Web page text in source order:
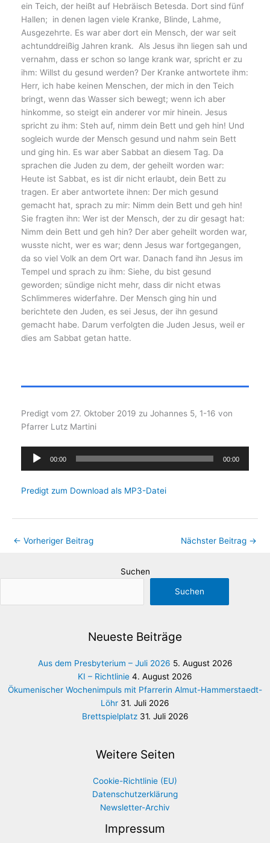
ein Teich, der heißt auf Hebräisch Betesda. Dort sind fünf
Hallen; in denen lagen viele Kranke, Blinde, Lahme,
Ausgezehrte. Es war aber dort ein Mensch, der war seit
achtunddreißig Jahren krank. Als Jesus ihn liegen sah und
vernahm, dass er schon so lange krank war, spricht er zu
ihm: Willst du gesund werden? Der Kranke antwortete ihm:
Herr, ich habe keinen Menschen, der mich in den Teich
bringt, wenn das Wasser sich bewegt; wenn ich aber
hinkomme, so steigt ein anderer vor mir hinein. Jesus
spricht zu ihm: Steh auf, nimm dein Bett und geh hin! Und
sogleich wurde der Mensch gesund und nahm sein Bett
und ging hin. Es war aber Sabbat an diesem Tag. Da
sprachen die Juden zu dem, der geheilt worden war:
Heute ist Sabbat, es ist dir nicht erlaubt, dein Bett zu
tragen. Er aber antwortete ihnen: Der mich gesund
gemacht hat, sprach zu mir: Nimm dein Bett und geh hin!
Sie fragten ihn: Wer ist der Mensch, der zu dir gesagt hat:
Nimm dein Bett und geh hin? Der aber geheilt worden war,
wusste nicht, wer es war; denn Jesus war fortgegangen,
da so viel Volk an dem Ort war. Danach fand ihn Jesus im
Tempel und sprach zu ihm: Siehe, du bist gesund
geworden; sündige nicht mehr, dass dir nicht etwas
Schlimmeres widerfahre. Der Mensch ging hin und
berichtete den Juden, es sei Jesus, der ihn gesund
gemacht habe. Darum verfolgten die Juden Jesus, weil er
dies am Sabbat getan hatte.
Predigt vom 27. Oktober 2019 zu Johannes 5, 1-16 von
Pfarrer Lutz Martini
Audio-
Player
00:00 00:00
Predigt zum Download als MP3-Datei
← Vorheriger Beitrag Nächster Beitrag →
Suchen
Suchen
Neueste Beiträge
Aus dem Presbyterium – Juli 2026 5. August 2026
KI – Richtlinie 4. August 2026
Ökumenischer Wochenimpuls mit Pfarrerin Almut-Hammerstaedt-
Löhr 31. Juli 2026
Brettspielplatz 31. Juli 2026
Weitere Seiten
Cookie-Richtlinie (EU)
Datenschutzerklärung
Newsletter-Archiv
Impressum